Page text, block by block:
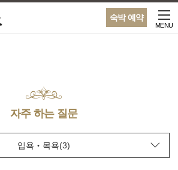
숙박 예약
MENU
자주 하는 질문